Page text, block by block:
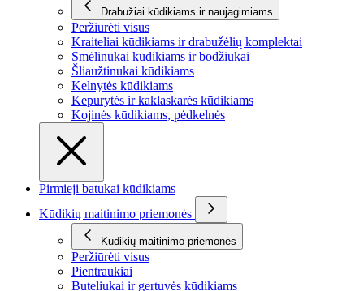
Drabužiai kūdikiams ir naujagimiams
Peržiūrėti visus
Kraiteliai kūdikiams ir drabužėlių komplektai
Smėlinukai kūdikiams ir bodžiukai
Šliaužtinukai kūdikiams
Kelnytės kūdikiams
Kepurytės ir kaklaskarės kūdikiams
Kojinės kūdikiams, pėdkelnės
Pirmieji batukai kūdikiams
Kūdikių maitinimo priemonės
Kūdikių maitinimo priemonės
Peržiūrėti visus
Pientraukiai
Buteliukai ir gertuvės kūdikiams